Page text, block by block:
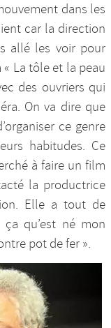
dans les
car la direction
allé les voir pour
La tôle et la peau
des ouvriers qui
On va dire que
ce genre
habitudes. Ce
à faire un film
la productrice
Elle a tout de
qu’est né mon
pot de fer ».